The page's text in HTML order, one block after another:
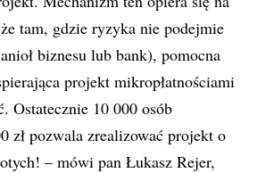
tam, gdzie ryzyka nie podejmie
biznesu lub bank), pomocna
projekt mikropłatnościami
Ostatecznie 10 000 osób
zł pozwala zrealizować projekt o
– mówi pan Łukasz Rejer,